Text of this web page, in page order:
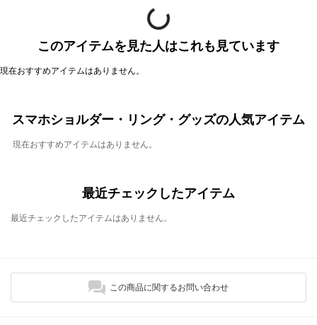
このアイテムを見た人はこれも見ています
現在おすすめアイテムはありません。
スマホショルダー・リング・グッズの人気アイテム
現在おすすめアイテムはありません。
最近チェックしたアイテム
最近チェックしたアイテムはありません。
この商品に関するお問い合わせ